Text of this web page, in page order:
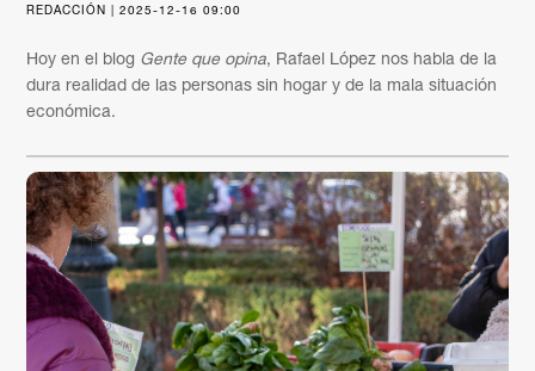
REDACCIÓN | 2025-12-16 09:00
Hoy en el blog Gente que opina, Rafael López nos habla de la
dura realidad de las personas sin hogar y de la mala situación
económica.